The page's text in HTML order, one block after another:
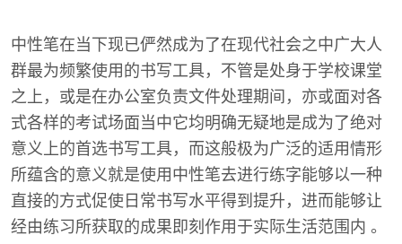
中性笔在当下现已俨然成为了在现代社会之中广大人
群最为频繁使用的书写工具，不管是处身于学校课堂
之上，或是在办公室负责文件处理期间，亦或面对各
式各样的考试场面当中它均明确无疑地是成为了绝对
意义上的首选书写工具，而这般极为广泛的适用情形
所蕴含的意义就是使用中性笔去进行练字能够以一种
直接的方式促使日常书写水平得到提升，进而能够让
经由练习所获取的成果即刻作用于实际生活范围内 。